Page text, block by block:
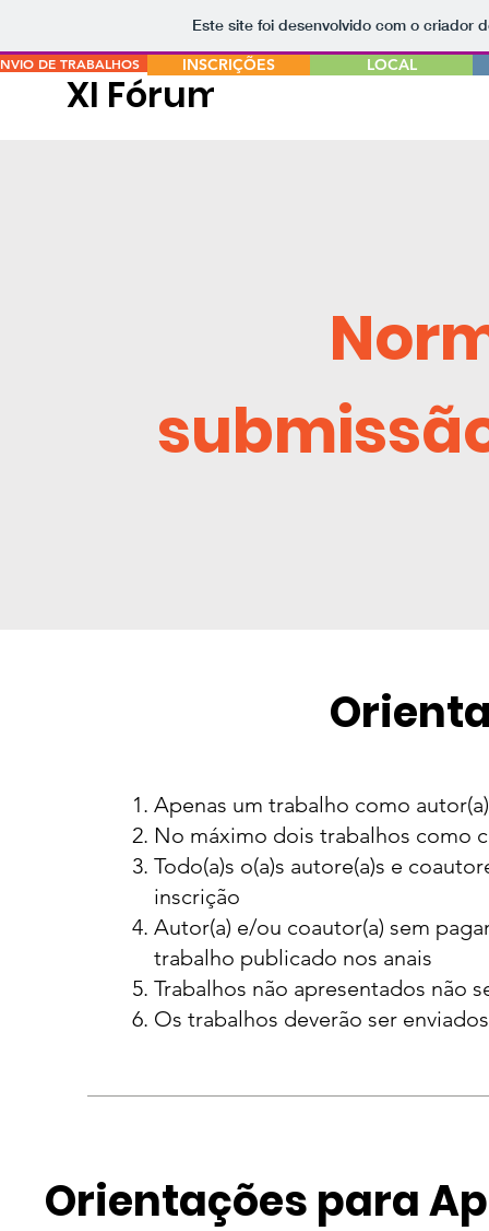
Este site foi desenvolvido com o criador
XI Fórum NEPEG
DE TRABALHOS INSCRIÇÕES LOCAL
Apenas um trabalho como
No máximo dois trabalhos como
Todo(a)s o(a)s autore(a)s e
inscrição
Autor(a) e/ou coautor(a) sem
trabalho publicado nos anais
Trabalhos não apresentados não
Os trabalhos deverão ser
Orientações para